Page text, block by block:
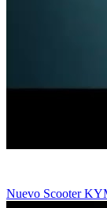
Nuevo Scooter